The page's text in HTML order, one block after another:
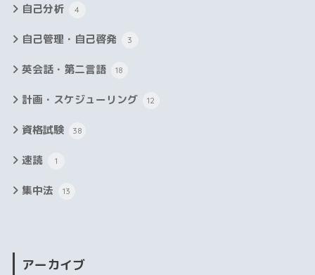
自己分析 4
自己管理・自己啓発 3
英会話・第二言語 18
計画・スケジューリング 12
資格試験 38
速読 1
集中法 13
アーカイブ